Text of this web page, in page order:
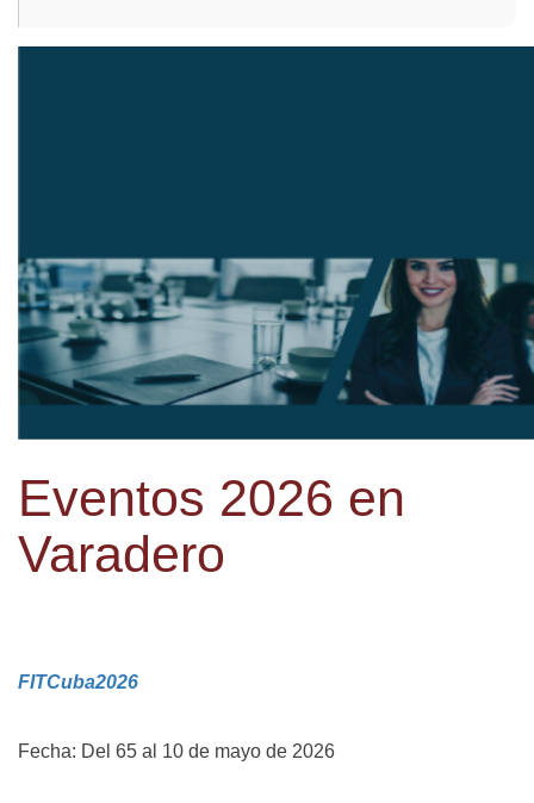
Eventos 2026 en
Varadero
FITCuba2026
Fecha: Del 65 al 10 de mayo de 2026